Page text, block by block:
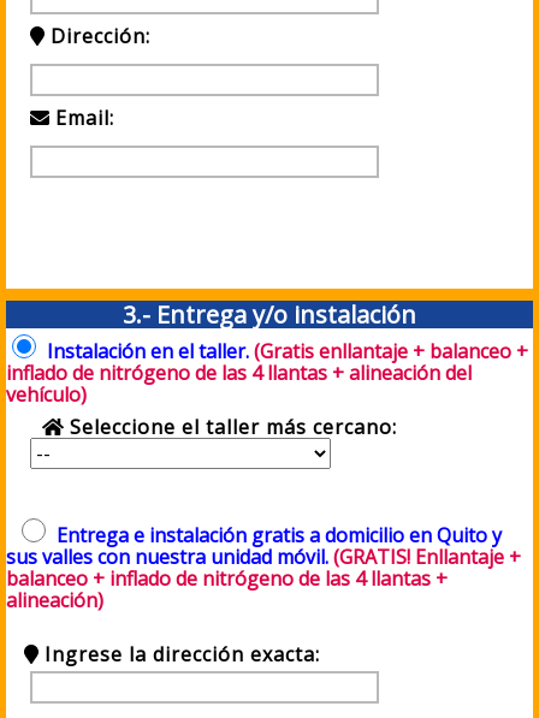
Dirección:
Email:
3.- Entrega y/o instalación
Instalación en el taller.(Gratis enllantaje + balanceo +
inflado de nitrógeno de las 4 llantas + alineación del
vehículo)
Seleccione el taller más cercano:
Entrega e instalación gratis a domicilio en Quito y
sus valles con nuestra unidad móvil.(GRATIS! Enllantaje +
balanceo + inflado de nitrógeno de las 4 llantas +
alineación)
Ingrese la dirección exacta: